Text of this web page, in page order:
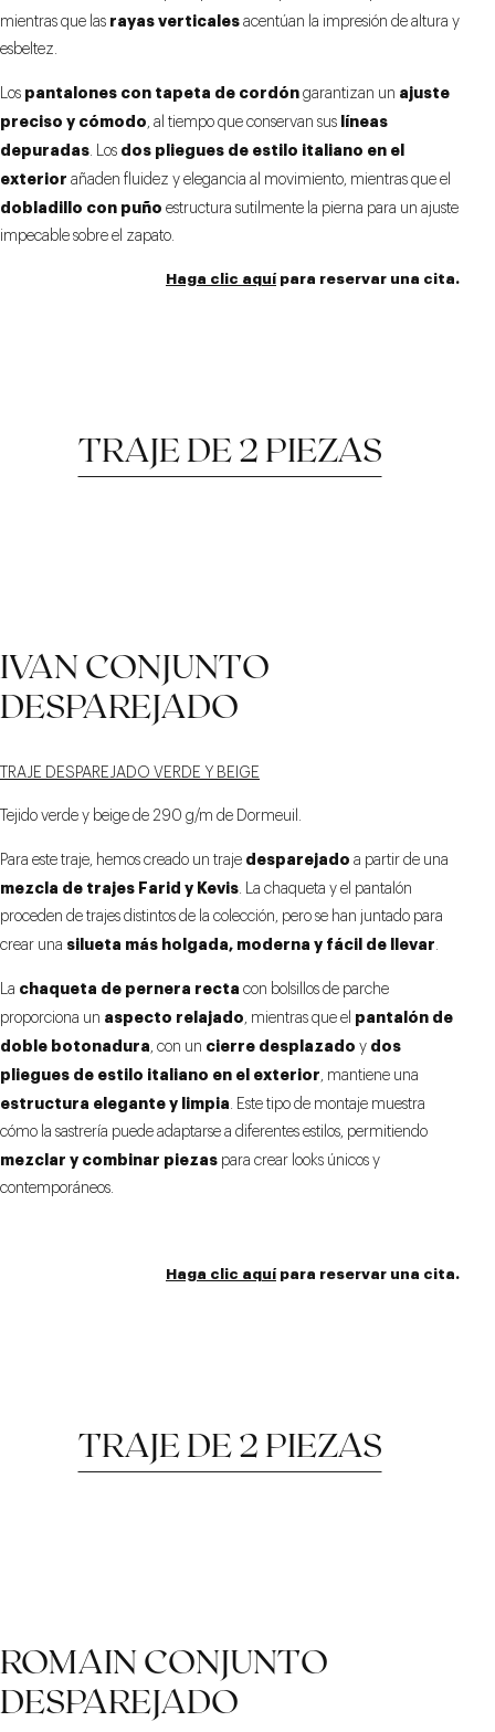
mientras que las rayas verticales acentúan la impresión de altura y
esbeltez.
Los pantalones con tapeta de cordón garantizan un ajuste
preciso y cómodo, al tiempo que conservan sus líneas
depuradas. Los dos pliegues de estilo italiano en el
exterior añaden fluidez y elegancia al movimiento, mientras que el
dobladillo con puño estructura sutilmente la pierna para un ajuste
impecable sobre el zapato.
Haga clic aquípara reservar una cita.
TRAJE DE 2 PIEZAS
TRADICIONAL
LENGÜETAS
SUPERPUESTAS
IVAN CONJUNTO
DESPAREJADO
TRAJE DESPAREJADO VERDE Y BEIGE
Tejido verde y beige de 290 g/m de Dormeuil.
Para este traje, hemos creado un traje desparejado a partir de una
mezcla de trajes Farid y Kevis. La chaqueta y el pantalón
proceden de trajes distintos de la colección, pero se han juntado para
crear una silueta más holgada, moderna y fácil de llevar.
La chaqueta de pernera recta con bolsillos de parche
proporciona un aspecto relajado, mientras que el pantalón de
doble botonadura, con un cierre desplazado y dos
pliegues de estilo italiano en el exterior, mantiene una
estructura elegante y limpia. Este tipo de montaje muestra
cómo la sastrería puede adaptarse a diferentes estilos, permitiendo
mezclar y combinar piezas para crear looks únicos y
contemporáneos.
Haga clic aquípara reservar una cita.
TRAJE DE 2 PIEZAS
TRADICIONAL LIGERO
BOTONADURA CON
LENGÜETAS DE AJUSTE
ROMAIN CONJUNTO
DESPAREJADO